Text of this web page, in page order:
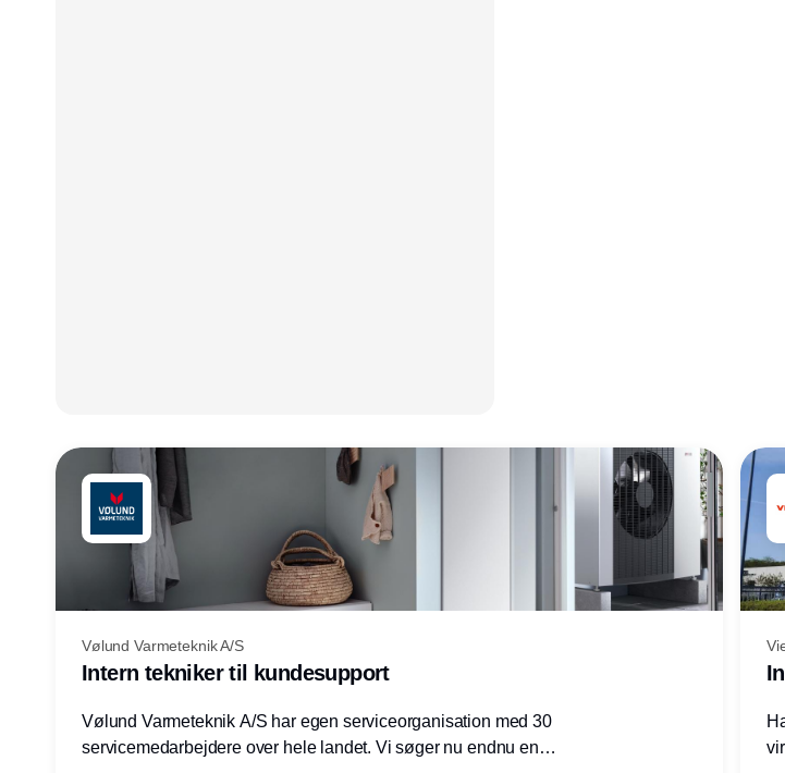
Vølund Varmeteknik A/S
Intern tekniker til kundesupport
Vølund Varmeteknik A/S har egen serviceorganisation med 30
servicemedarbejdere over hele landet. Vi søger nu endnu en